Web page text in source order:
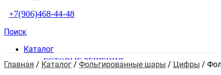
+7(906)468-44-48
Поиск
Каталог
ГОТОВЫЕ РЕШЕНИЯ
Главная / Каталог / Фольгированные шары / Цифры /